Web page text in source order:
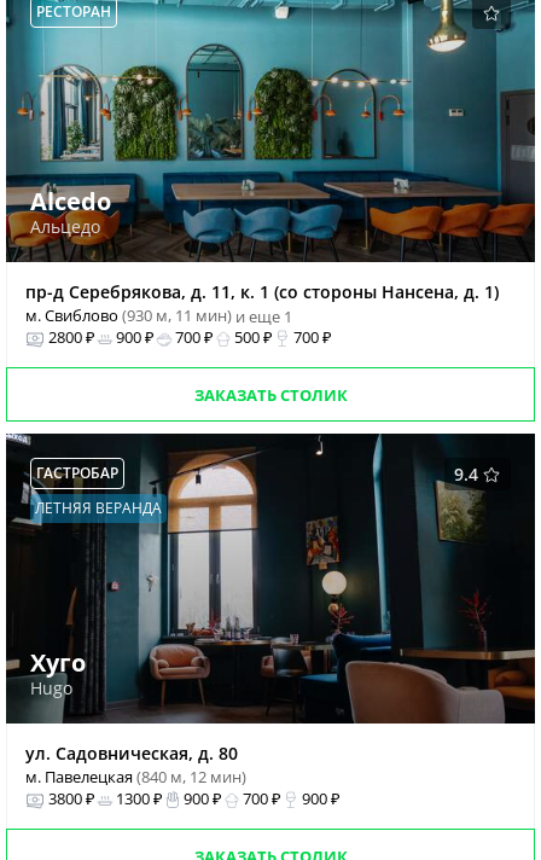
РЕСТОРАН
Alcedo
Альцедо
пр-д Серебрякова, д. 11, к. 1 (со стороны Нансена, д. 1)
м. Свиблово (930 м, 11 мин) и еще 1
2800 ₽
900 ₽ 700 ₽ 500 ₽ 700 ₽
ЗАКАЗАТЬ СТОЛИК
9.4
ГАСТРОБАР
ЛЕТНЯЯ ВЕРАНДА
Хуго
Hugo
ул. Садовническая, д. 80
м. Павелецкая(840 м, 12 мин)
3800 ₽
1300 ₽ 900 ₽ 700 ₽ 900 ₽